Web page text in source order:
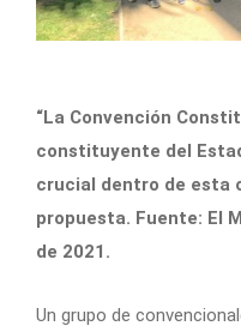
“La Convención
constituyente del
crucial dentro de esta
propuesta. Fuente: El
de 2021.
Un grupo de